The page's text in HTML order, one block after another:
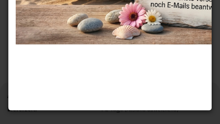
Art.Nr.:
Lieferzeit:
1-2 Tage(Ausland abweichend)